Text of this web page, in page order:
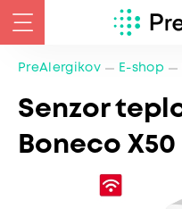
PreAlergikov E-shop
Senzor
Boneco